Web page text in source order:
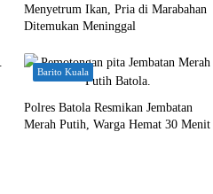
Menyetrum Ikan, Pria di Marabahan
Ditemukan Meninggal
Barito Kuala
Polres Batola Resmikan Jembatan
Merah Putih, Warga Hemat 30 Menit